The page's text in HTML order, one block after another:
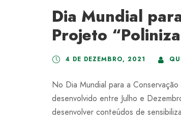
Dia Mundial
Projeto
4 DE DEZEMBRO, 2021
No Dia Mundial para a
desenvolvido entre Julho e
desenvolver conteúdos de